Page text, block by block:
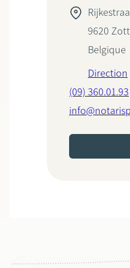
9620
Belgique
Direction
(09) 360.01.93